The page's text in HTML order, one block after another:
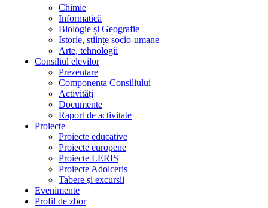
Chimie
Informatică
Biologie și Geografie
Istorie, științe socio-umane
Arte, tehnologii
Consiliul elevilor
Prezentare
Componența Consiliului
Activități
Documente
Raport de activitate
Proiecte
Proiecte educative
Proiecte europene
Proiecte LERIS
Proiecte Adolceris
Tabere și excursii
Evenimente
Profil de zbor